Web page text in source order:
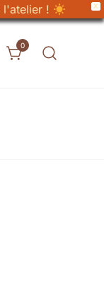
X
l'atelier !
0